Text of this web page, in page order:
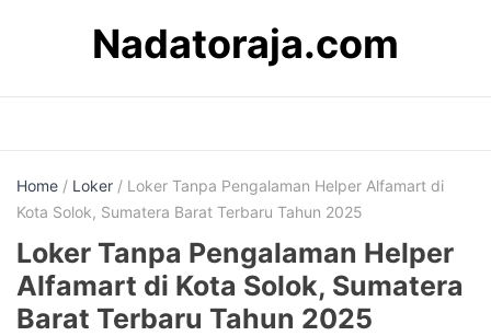
Nadatoraja.com
Home / Loker / Loker Tanpa Pengalaman Helper Alfamart di
Kota Solok, Sumatera Barat Terbaru Tahun 2025
Loker Tanpa Pengalaman Helper
Alfamart di Kota Solok, Sumatera
Barat Terbaru Tahun 2025